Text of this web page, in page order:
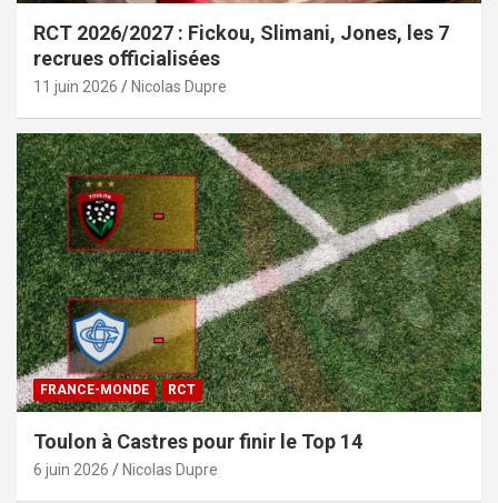
RCT 2026/2027 : Fickou, Slimani, Jones, les 7
recrues officialisées
11 juin 2026 Nicolas Dupre
FRANCE-MONDE RCT
Toulon à Castres pour finir le Top 14
6 juin 2026 Nicolas Dupre